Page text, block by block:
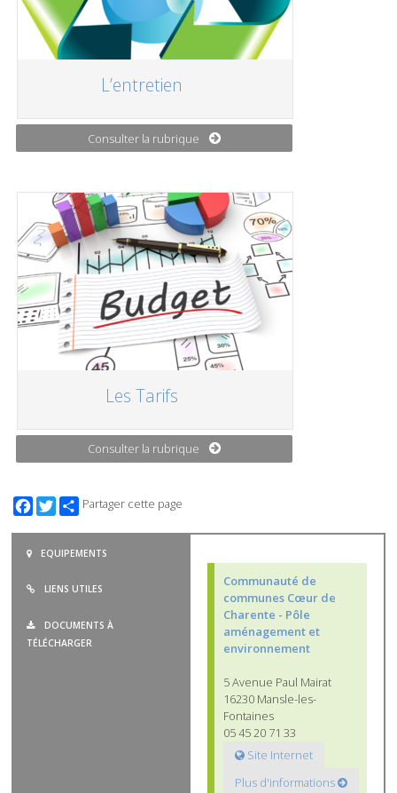
L’entretien
Consulter la rubrique
Les Tarifs
Consulter la rubrique
Facebook
TwitterPartager cette page
EQUIPEMENTS
LIENS UTILES
DOCUMENTS À
TÉLÉCHARGER
Communauté de
communes Cœur de
Charente - Pôle
aménagement et
environnement
5 Avenue Paul Mairat
16230 Mansle-les-
Fontaines
05 45 20 71 33
Site Internet
Plus d'informations